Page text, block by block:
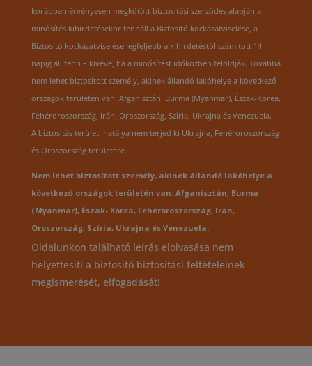
korábban érvényesen megkötött biztosítási szerződés alapján a
minősítés kihirdetésekor fennáll a Biztosító kockázatviselése, a
Biztosító kockázatviselése legfeljebb a kihirdetéstől számított 14
napig áll fenn – kivéve, ha a minősítést időközben feloldják. Továbbá
nem lehet biztosított személy, akinek állandó lakóhelye a következő
országok területén van: Afganisztán, Burma (Myanmar), Észak-Korea,
Fehéroroszország, Irán, Oroszország, Szíria, Ukrajna és Venezuela.
A biztosítás területi hatálya nem terjed ki Ukrajna, Fehéroroszország
és Oroszország területére.
Nem lehet biztosított személy, akinek állandó lakóhelye a
következő országok területén van: Afganisztán, Burma
(Myanmar), Észak- Korea, Fehéroroszország, Irán,
Oroszország, Szíria, Ukrajna és Venezuela.
Oldalunkon található leírás elolvasása nem
helyettesíti a biztosító biztosítási feltételeinek
megismerését, elfogadását!